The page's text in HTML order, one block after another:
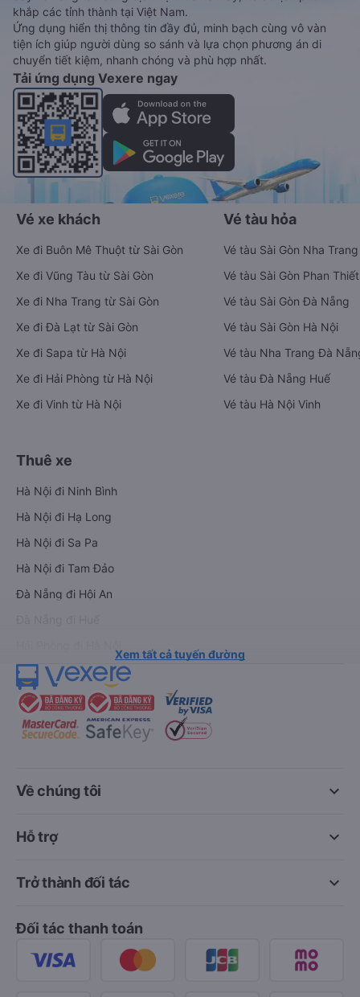
khắp các tỉnh thành tại Việt Nam.
Ứng dụng hiển thị thông tin đầy đủ, minh bạch cùng vô vàn
tiện ích giúp người dùng so sánh và lựa chọn phương án di
chuyển tiết kiệm, nhanh chóng và phù hợp nhất.
Tải ứng dụng Vexere ngay
Vé xe khách
Xe đi Buôn Mê Thuột từ Sài Gòn
Xe đi Vũng Tàu từ Sài Gòn
Xe đi Nha Trang từ Sài Gòn
Xe đi Đà Lạt từ Sài Gòn
Xe đi Sapa từ Hà Nội
Xe đi Hải Phòng từ Hà Nội
Xe đi Vinh từ Hà Nội
Vé tàu hỏa
Vé tàu Sài Gòn Nha Trang
Vé tàu Sài Gòn Phan Thiết
Vé tàu Sài Gòn Đà Nẵng
Vé tàu Sài Gòn Hà Nội
Vé tàu Nha Trang Đà
Vé tàu Đà Nẵng Huế
Vé tàu Hà Nội Vinh
Thuê xe
Hà Nội đi Ninh Bình
Hà Nội đi Hạ Long
Hà Nội đi Sa Pa
Hà Nội đi Tam Đảo
Đà Nẵng đi Hội An
Xem tất cả tuyến đường
keyboard_arrow_down
Về chúng tôi
keyboard_arrow_down
Hỗ trợ
keyboard_arrow_down
Trở thành đối tác
Đối tác thanh toán